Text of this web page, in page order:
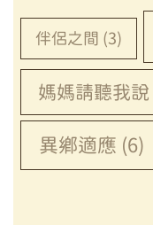
伴侶之間 (3)
媽媽請聽我說
異鄉適應 (6)